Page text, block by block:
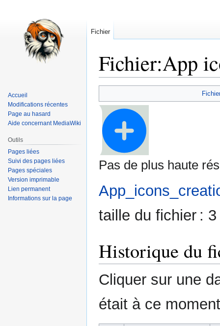
Fichier:App
à
la
navigation
à
la
recherche
Pas de plus haute
taille du fichier :
Historique du
Cliquer sur une
était à ce
Fichier
Accueil
Modifications récentes
Page au hasard
Aide concernant MediaWiki
Outils
Pages liées
Suivi des pages liées
Pages spéciales
Version imprimable
Lien permanent
Informations sur la page